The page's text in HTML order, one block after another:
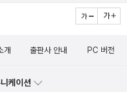
문/사회/과학/예술 (20
만 봐도 좋았어요. 종종 안목을
으로 분류했지만, 사회과학으
개 출판사 안내 PC 버전
케이션